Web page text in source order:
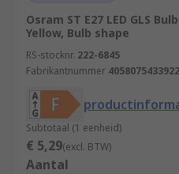
Osram ST E27 LED GLS
Yellow, Bulb shape
RS-stocknr. 222-6845
Fabrikantnummer 4058075433922
Subtotaal (1 eenheid)
€ 5,29(excl. BTW)
Aantal